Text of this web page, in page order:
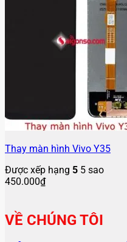
Thay màn hình Vivo Y35
Được xếp hạng 5 5 sao
450.000₫
VỀ CHÚNG TÔI